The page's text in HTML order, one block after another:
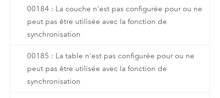
00184 : La couche n'est pas configurée pour ou ne
peut pas être utilisée avec la fonction de
synchronisation
00185 : La table n'est pas configurée pour ou ne
peut pas être utilisée avec la fonction de
synchronisation